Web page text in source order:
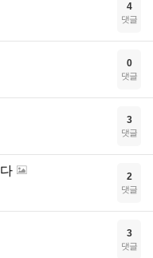
4
댓글
0
댓글
3
댓글
2
댓글
3
댓글